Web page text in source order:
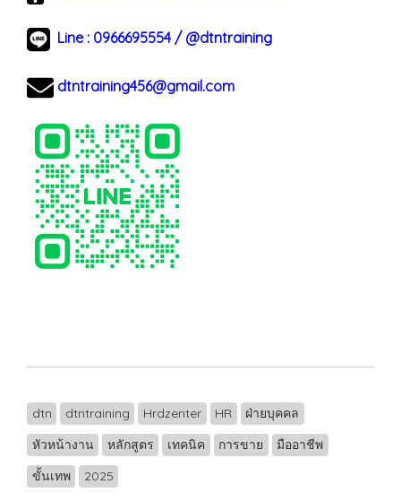
Line : 0966695554/ @dtntraining
dtntraining456@gmail.com
dtn dtntraining Hrdzenter HR
ฝ่ายบุคคล
หัวหน้างาน
หลักสูตร เทคนิค การขาย
มืออาชีพ
ขั้นเทพ
2025